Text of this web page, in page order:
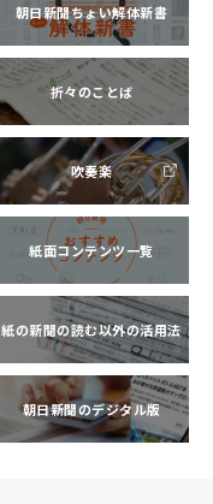
朝日新聞ちょい解体新書
折々のことば
吹奏楽
紙面コンテンツ一覧
紙の新聞の読む以外の活用法
朝日新聞のデジタル版